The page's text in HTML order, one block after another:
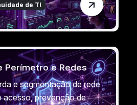
de TI
Perímetro e Redes
e segmentação de rede
acesso, prevenção de